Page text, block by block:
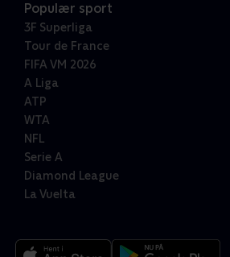
Populær sport
3F Superliga
Tour de France
FIFA VM 2026
A Liga
ATP
WTA
NFL
Serie A
Diamond League
La Vuelta